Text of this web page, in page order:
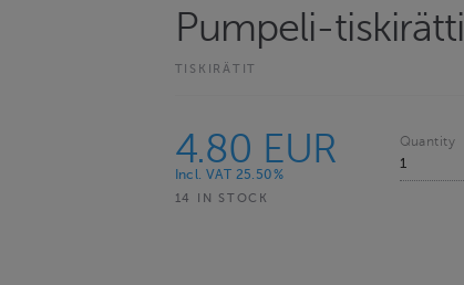
Pumpeli-tiskirätti
TISKIRÄTIT
4.80 EUR
Incl. VAT 25.50%
14 IN STOCK
Quantity